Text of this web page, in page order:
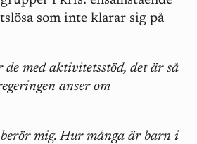
som inte klarar sig på
de med aktivitetsstöd, det är så
anser om
mig. Hur många är barn i